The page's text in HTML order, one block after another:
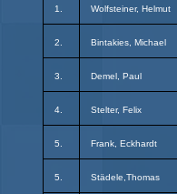
1. Wolfsteiner, Helmut
2. Bintakies, Michael
3. Demel, Paul
4. Stelter, Felix
5. Frank, Eckhardt
5. Städele,Thomas